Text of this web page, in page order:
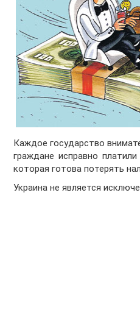
Каждое государство
граждане исправно
которая готова потерять
Украина не является